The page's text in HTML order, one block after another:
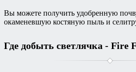
Вы можете получить удобренную
окаменевшую костяную пыль и
Где добыть светлячка - Fire